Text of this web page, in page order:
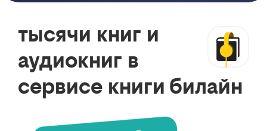
тысячи книг и
аудиокниг в
сервисе книги билайн